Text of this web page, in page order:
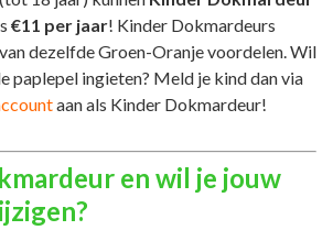
€11 per jaar! Kinder Dokmardeurs
dezelfde Groen-Oranje voordelen. Wil
paplepel ingieten? Meld je kind dan via
aan als Kinder Dokmardeur!
en wil je jouw